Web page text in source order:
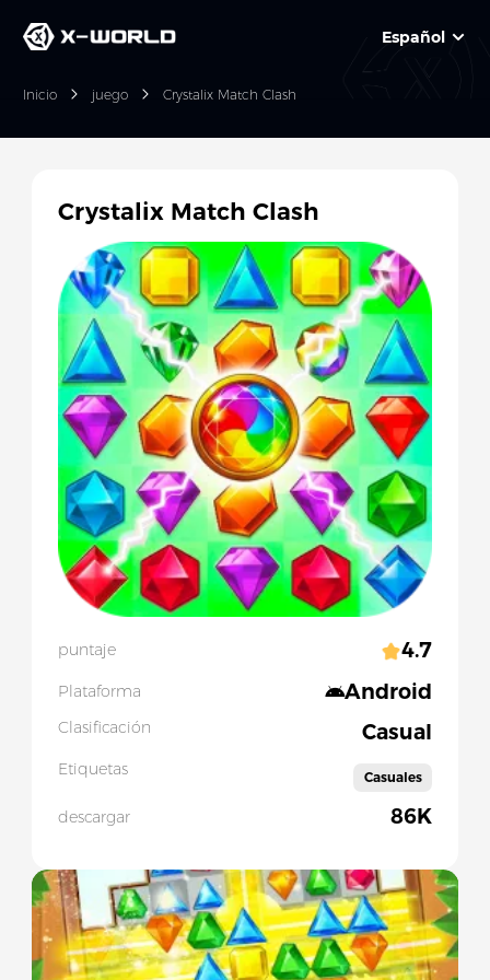
Español
Inicio juego Crystalix Match Clash
Slide 1 of 5
Crystalix Match Clash
puntaje 4.7
Plataforma Android
Clasificación Casual
Etiquetas Casuales
descargar 86K